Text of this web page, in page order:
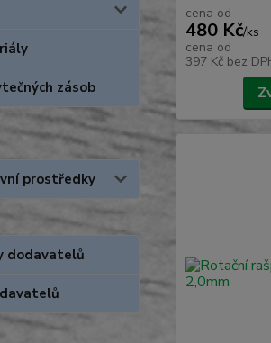
zásob
prostředky
dodavatelů
cena od
480 Kč/ks
cena od
397 Kč bez